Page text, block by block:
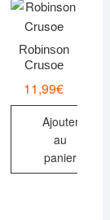
Robinson
Crusoe
11,99€
Ajouter
au
panier